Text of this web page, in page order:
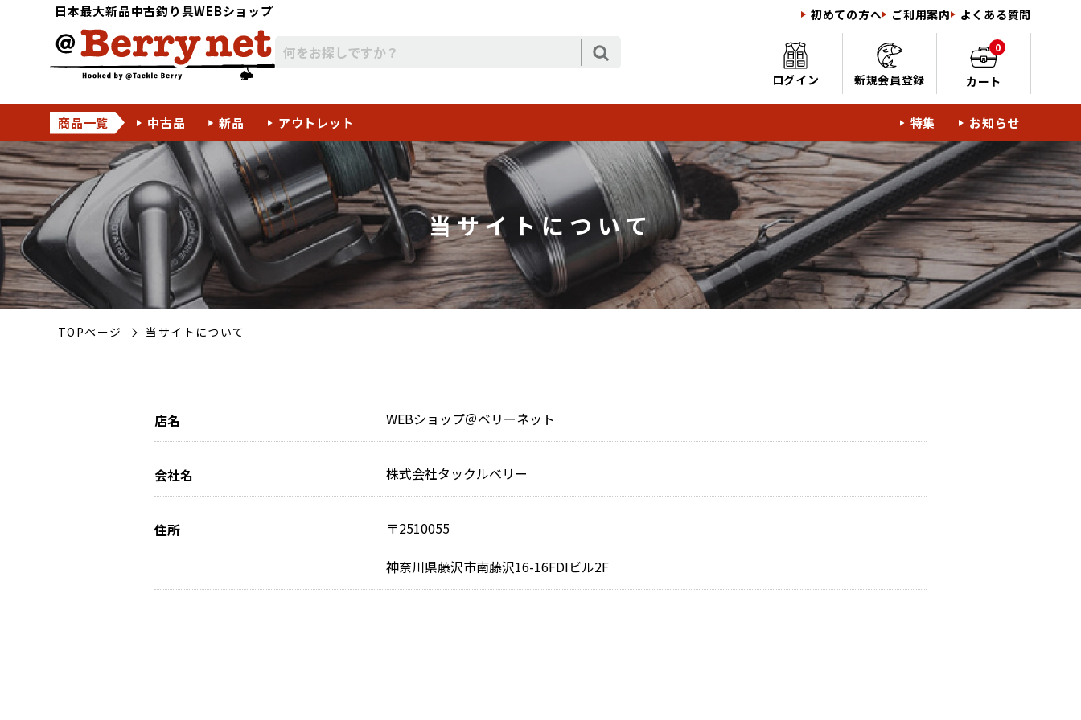
日本最大新品中古釣り具WEBショップ 初めての方へ ご利用案内 よくある質問
ログイン 新規会員登録
0
カート
商品一覧 中古品 新品 アウトレット 特集 お知らせ
当サイトについて
TOPページ 当サイトについて
店名 WEBショップ＠ベリーネット
会社名 株式会社タックルベリー
住所
〒2510055
神奈川県藤沢市南藤沢16-16FDIビル2F